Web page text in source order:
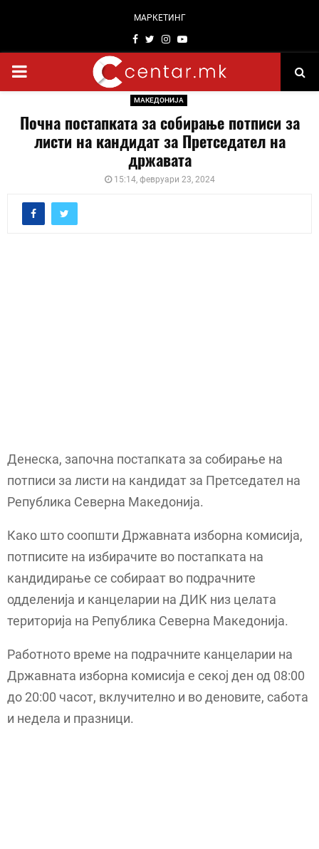
МАРКЕТИНГ
Facebook
TwitterInstagram
Youtube
PRIMARY
МАКЕДОНИЈА
Почна постапката за собирање потписи за
листи на кандидат за Претседател на
државата
15:14, февруари 23, 2024
Денеска, започна постапката за собирање на
потписи за листи на кандидат за Претседател на
Република Северна Македонија.
Како што соопшти Државната изборна комисија,
потписите на избирачите во постапката на
кандидирање се собираат во подрачните
одделенија и канцеларии на ДИК низ целата
територија на Република Северна Македонија.
Работното време на подрачните канцеларии на
Државната изборна комисија е секој ден од 08:00
до 20:00 часот, вклучително и во деновите, сабота
и недела и празници.